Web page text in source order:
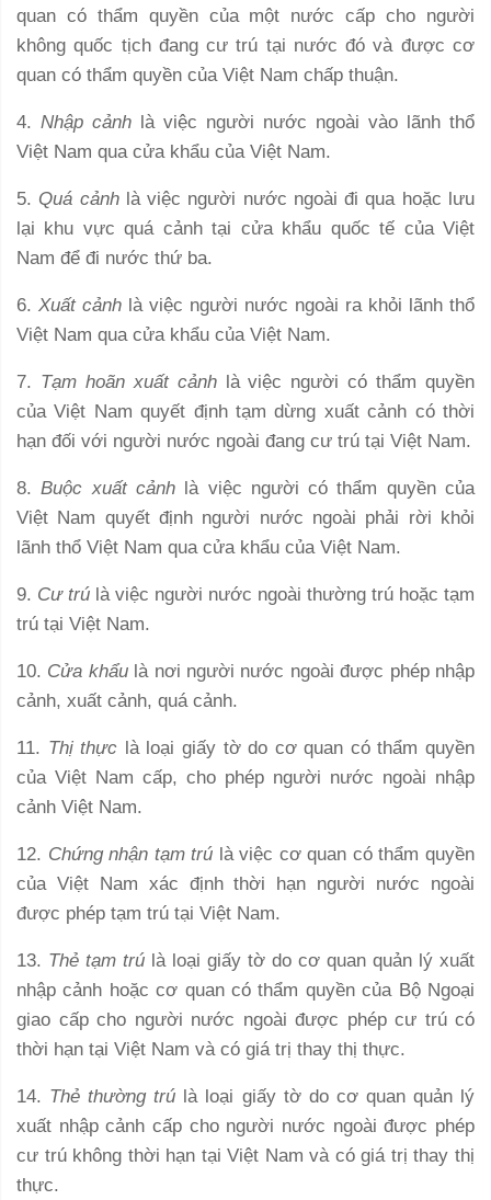
quan có thẩm quyền của một nước cấp cho người
không quốc tịch đang cư trú tại nước đó và được cơ
quan có thẩm quyền của Việt Nam chấp thuận.
4. Nhập cảnh là việc người nước ngoài vào lãnh thổ
Việt Nam qua cửa khẩu của Việt Nam.
5. Quá cảnhlà việc người nước ngoài đi qua hoặc lưu
lại khu vực quá cảnh tại cửa khẩu quốc tế của Việt
Nam để đi nước thứ ba.
6. Xuất cảnh là việc người nước ngoài ra khỏi lãnh thổ
Việt Nam qua cửa khẩu của Việt Nam.
7. Tạm hoãn xuất cảnhlà việc người có thẩm quyền
của Việt Nam quyết định tạm dừng xuất cảnh có thời
hạn đối với người nước ngoài đang cư trú tại Việt Nam.
8.Buộc xuất cảnhlà việc người có thẩm quyền của
Việt Nam quyết định người nước ngoài phải rời khỏi
lãnh thổ Việt Nam qua cửa khẩu của Việt Nam.
9. Cư trú là việc người nước ngoài thường trú hoặc tạm
trú tại Việt Nam.
10. Cửa khẩulà nơi người nước ngoài được phép nhập
cảnh, xuất cảnh, quá cảnh.
11. Thị thực là loại giấy tờ do cơ quan có thẩm quyền
của Việt Nam cấp, cho phép người nước ngoài nhập
cảnh Việt Nam.
12. Chứng nhận tạm trú là việc cơ quan có thẩm quyền
của Việt Nam xác định thời hạn người nước ngoài
được phép tạm trú tại Việt Nam.
13. Thẻ tạm trú là loại giấy tờ do cơ quan quản lý xuất
nhập cảnh hoặc cơ quan có thẩm quyền của Bộ Ngoại
giao cấp cho người nước ngoài được phép cư trú có
thời hạn tại Việt Nam và có giá trị thay thị thực.
14. Thẻ thường trú là loại giấy tờ do cơ quan quản lý
xuất nhập cảnh cấp cho người nước ngoài được phép
cư trú không thời hạn tại Việt Nam và có giá trị thay thị
thực.